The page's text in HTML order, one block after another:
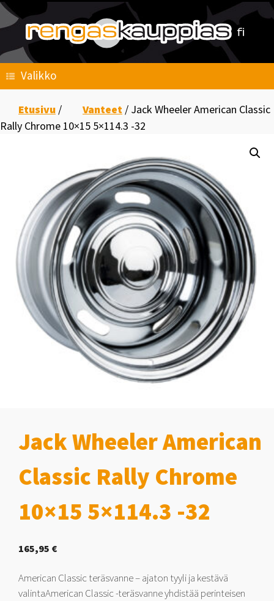
Skip
content
Valikko
Etusivu / Vanteet / Jack Wheeler American Classic
Rally Chrome 10×15 5×114.3 -32
Jack Wheeler American
Classic Rally Chrome
10×15 5×114.3 -32
165,95 €
American Classic teräsvanne – ajaton tyyli ja kestävä
valintaAmerican Classic -teräsvanne yhdistää perinteisen